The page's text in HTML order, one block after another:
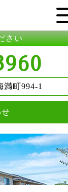
さい
町994-1